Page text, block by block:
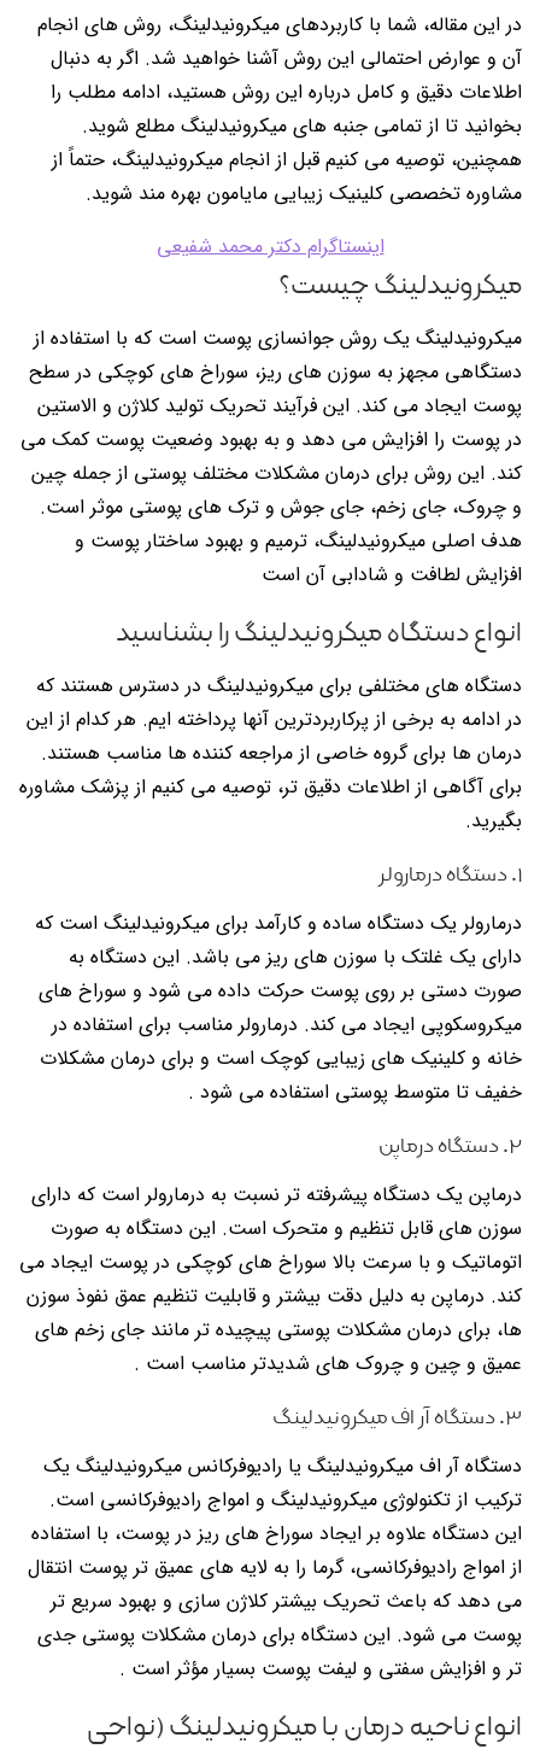
در این مقاله، شما با کاربردهای میکرونیدلینگ، روش های انجام
آن و عوارض احتمالی این روش آشنا خواهید شد. اگر به دنبال
اطلاعات دقیق و کامل درباره این روش هستید، ادامه مطلب را
بخوانید تا از تمامی جنبه های میکرونیدلینگ مطلع شوید.
همچنین، توصیه می کنیم قبل از انجام میکرونیدلینگ، حتماً از
مشاوره تخصصی کلینیک زیبایی مایامون بهره مند شوید.
اینستاگرام دکتر محمد شفیعی
میکرونیدلینگ چیست؟
میکرونیدلینگ یک روش جوانسازی پوست است که با استفاده از
دستگاهی مجهز به سوزن های ریز، سوراخ های کوچکی در سطح
پوست ایجاد می کند. این فرآیند تحریک تولید کلاژن و الاستین
در پوست را افزایش می دهد و به بهبود وضعیت پوست کمک می
کند. این روش برای درمان مشکلات مختلف پوستی از جمله چین
و چروک، جای زخم، جای جوش و ترک های پوستی موثر است.
هدف اصلی میکرونیدلینگ، ترمیم و بهبود ساختار پوست و
افزایش لطافت و شادابی آن است
انواع دستگاه میکرونیدلینگ را بشناسید
دستگاه های مختلفی برای میکرونیدلینگ در دسترس هستند که
در ادامه به برخی از پرکاربردترین آنها پرداخته ایم. هر کدام از این
درمان ها برای گروه خاصی از مراجعه کننده ها مناسب هستند.
برای آگاهی از اطلاعات دقیق تر، توصیه می کنیم از پزشک مشاوره
بگیرید.
۱. دستگاه درمارولر
درمارولر یک دستگاه ساده و کارآمد برای میکرونیدلینگ است که
دارای یک غلتک با سوزن های ریز می باشد. این دستگاه به
صورت دستی بر روی پوست حرکت داده می شود و سوراخ های
میکروسکوپی ایجاد می کند. درمارولر مناسب برای استفاده در
خانه و کلینیک های زیبایی کوچک است و برای درمان مشکلات
خفیف تا متوسط پوستی استفاده می شود .
۲. دستگاه درماپن
درماپن یک دستگاه پیشرفته تر نسبت به درمارولر است که دارای
سوزن های قابل تنظیم و متحرک است. این دستگاه به صورت
اتوماتیک و با سرعت بالا سوراخ های کوچکی در پوست ایجاد می
کند. درماپن به دلیل دقت بیشتر و قابلیت تنظیم عمق نفوذ سوزن
ها، برای درمان مشکلات پوستی پیچیده تر مانند جای زخم های
عمیق و چین و چروک های شدیدتر مناسب است .
۳. دستگاه آر اف میکرونیدلینگ
دستگاه آر اف میکرونیدلینگ یا رادیوفرکانس میکرونیدلینگ یک
ترکیب از تکنولوژی میکرونیدلینگ و امواج رادیوفرکانسی است.
این دستگاه علاوه بر ایجاد سوراخ های ریز در پوست، با استفاده
از امواج رادیوفرکانسی، گرما را به لایه های عمیق تر پوست انتقال
می دهد که باعث تحریک بیشتر کلاژن سازی و بهبود سریع تر
پوست می شود. این دستگاه برای درمان مشکلات پوستی جدی
تر و افزایش سفتی و لیفت پوست بسیار مؤثر است .
انواع ناحیه درمان با میکرونیدلینگ (نواحی